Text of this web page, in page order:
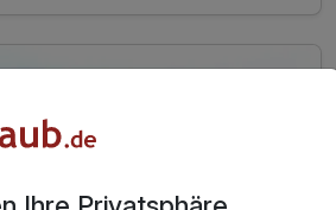
und einem Stück Kuchen
Land**